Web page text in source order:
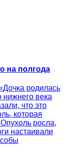
на полгода
родилась
нижнего века
что это
которая
росла,
настаивали